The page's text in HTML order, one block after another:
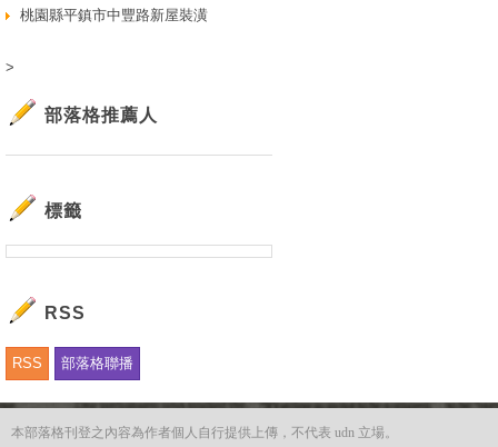
桃園縣平鎮市中豐路新屋裝潢
>
部落格推薦人
標籤
RSS
RSS 部落格聯播
本部落格刊登之內容為作者個人自行提供上傳，不代表 udn 立場。